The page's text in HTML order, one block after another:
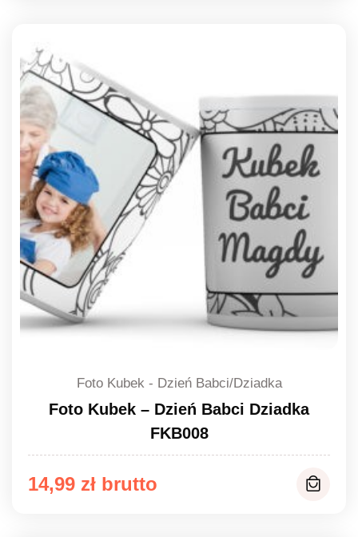
Foto Kubek - Dzień Babci/Dziadka
Foto Kubek – Dzień Babci Dziadka
FKB008
14,99 zł